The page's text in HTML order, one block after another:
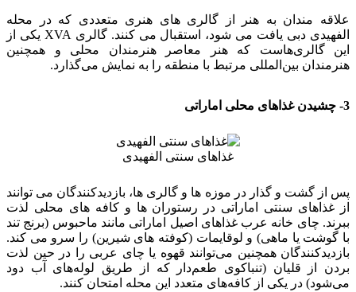
علاقه مندان به هنر از گالری های هنری متعددی که در محله
الفهیدی دبی یافت می شود، استقبال می کنند. گالری XVA یکی از
این گالری‌هاست که هنر معاصر هنرمندان محلی و همچنین
هنرمندان بین‌المللی مرتبط با منطقه را به نمایش می‌گذارد.
3- چشیدن غذاهای محلی اماراتی
غذاهای سنتی الفهیدی
پس از گشت و گذار در موزه ها و گالری ها، بازدیدکنندگان می توانند
از غذاهای سنتی اماراتی در رستوران ها و کافه های محلی لذت
ببرند. چای خانه عرب غذاهای اصیل اماراتی مانند ماحبوس (برنج تند
با گوشت یا ماهی) و لوقایمات (کوفته های شیرین) را سرو می کند.
بازدیدکنندگان همچنین می‌توانند قهوه یا چای عربی را در حین لذت
بردن از قلیان (تنباکوی طعم‌دار که از طریق لوله‌های آب دود
می‌شود) در یکی از کافه‌های متعدد این محله امتحان کنند.